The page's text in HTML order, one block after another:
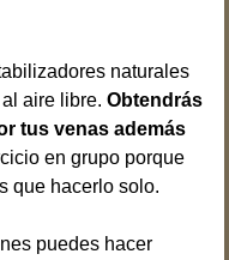
naturales
al aire libre.Obtendrás
tus venas además
en grupo porque
que hacerlo solo.
puedes hacer